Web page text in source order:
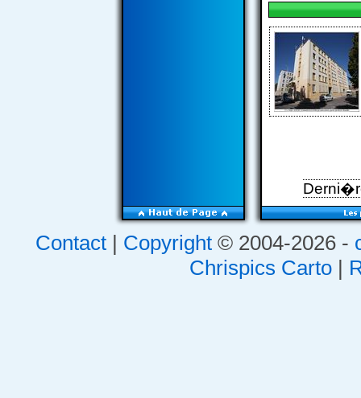
Contact| Copyright© 2004-2026 -
Chrispics Carto|